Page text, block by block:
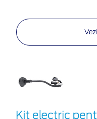
Kit electric